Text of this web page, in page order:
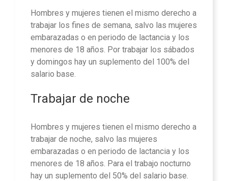
Hombres y mujeres tienen el mismo derecho a
trabajar los fines de semana, salvo las mujeres
embarazadas o en periodo de lactancia y los
menores de 18 años. Por trabajar los sábados
y domingos hay un suplemento del 100% del
salario base.
Trabajar de noche
Hombres y mujeres tienen el mismo derecho a
trabajar de noche, salvo las mujeres
embarazadas o en periodo de lactancia y los
menores de 18 años. Para el trabajo nocturno
hay un suplemento del 50% del salario base.